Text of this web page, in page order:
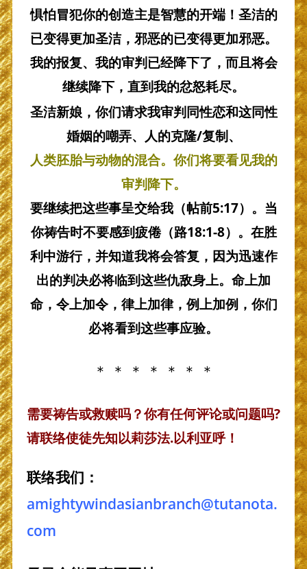
惧怕冒犯你的创造主是智慧的开端！圣洁的
已变得更加圣洁，邪恶的已变得更加邪恶。
我的报复、我的审判已经降下了，而且将会
继续降下，直到我的忿怒耗尽。
圣洁新娘，你们请求我审判同性恋和这同性
婚姻的嘲弄、人的克隆/复制、
人类胚胎与动物的混合。你们将要看见我的
审判降下。
要继续把这些事呈交给我（帖前5:17）。当
你祷告时不要感到疲倦（路18:1-8）。在胜
利中游行，并知道我将会答复，因为迅速作
出的判决必将临到这些仇敌身上。命上加
命，令上加令，律上加律，例上加例，你们
必将看到这些事应验。
＊ ＊ ＊ ＊ ＊ ＊ ＊
需要祷告或救赎吗？你有任何评论或问题吗?
请联络使徒先知以莉莎法.以利亚呼！
联络我们：
amightywindasianbranch@tutanota.
com